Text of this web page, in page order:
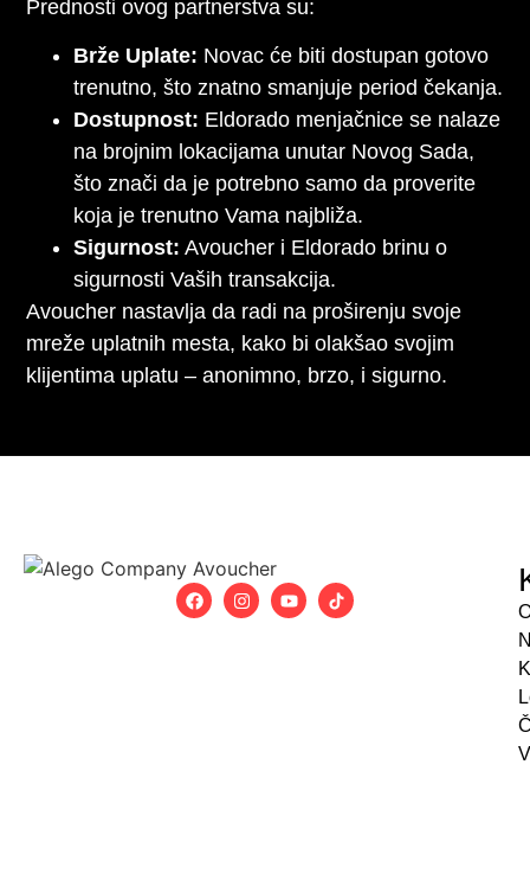
Prednosti ovog partnerstva su:
Brže Uplate: Novac će biti dostupan gotovo
trenutno, što znatno smanjuje period čekanja.
Dostupnost: Eldorado menjačnice se nalaze
na brojnim lokacijama unutar Novog Sada,
što znači da je potrebno samo da proverite
koja je trenutno Vama najbliža.
Sigurnost: Avoucher i Eldorado brinu o
sigurnosti Vaših transakcija.
Avoucher nastavlja da radi na proširenju svoje
mreže uplatnih mesta, kako bi olakšao svojim
klijentima uplatu – anonimno, brzo, i sigurno.